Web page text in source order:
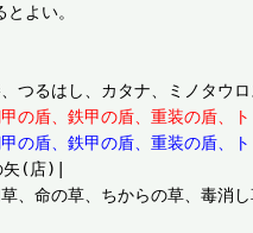
よい。
の盾、鉄甲の盾、重装の盾、
の盾、鉄甲の盾、重装の盾
矢(店)|
、命の草、ちからの草、毒消